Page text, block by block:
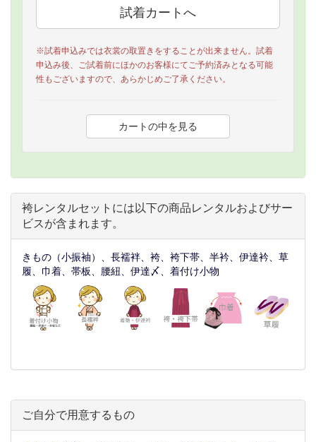
※試着申込みでは衣裳の取置きをすることが出来ません。試着
申込み後、ご試着前にほかのお客様にてご予約済みとなる可能
性もございますので、あらかじめご了承ください。
袴レンタルセットには以下の商品レンタルおよびサー
ビスが含まれます。
きもの（小振袖）、長襦袢、袴、袴下帯、半衿、伊達衿、草
履、巾着、帯板、腰紐、伊達〆、着付け小物
ご自分で用意するもの